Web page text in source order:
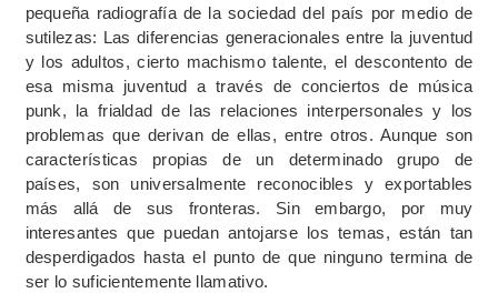
pequeña radiografía de la sociedad del país por medio de
sutilezas: Las diferencias generacionales entre la juventud
y los adultos, cierto machismo talente, el descontento de
esa misma juventud a través de conciertos de música
punk, la frialdad de las relaciones interpersonales y los
problemas que derivan de ellas, entre otros. Aunque son
características propias de un determinado grupo de
países, son universalmente reconocibles y exportables
más allá de sus fronteras. Sin embargo, por muy
interesantes que puedan antojarse los temas, están tan
desperdigados hasta el punto de que ninguno termina de
ser lo suficientemente llamativo.